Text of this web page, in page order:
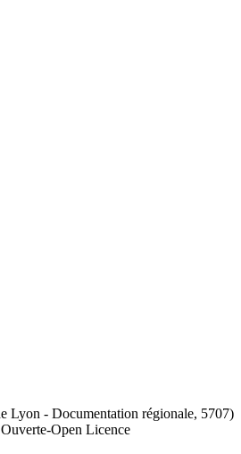
Lyon - Documentation régionale, 5707)
Open Licence